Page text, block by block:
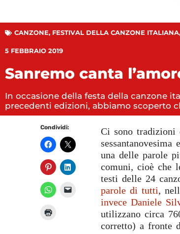
CANZONE, FESTIVAL DELLA CANZONE ITALIANA,
5 FEBBRAIO 2019
Sanremo canta
In occasione della festa della canzone
precedenti edizioni, abbiamo scoperto
Condividi:
Ci sono tradizioni
una delle parole
comuni, cioè che
testi delle 24
parole di tutti,
invece Daniele
utilizzano circa
corretto) a fronte